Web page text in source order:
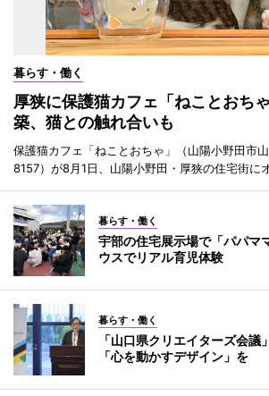
暮らす・働く
厚狭に保護猫カフェ「ねことおち
築、猫との触れ合いも
保護猫カフェ「ねことおちゃ」（山陽小野田市
8157）が8月1日、山陽小野田・厚狭の住宅街に
暮らす・働く
宇部の住宅展示場で「パパ
ウスでリアル育児体験
暮らす・働く
「山口県クリエイターズ会
「心を動かすデザイン」を